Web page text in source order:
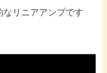
リニアアンプです